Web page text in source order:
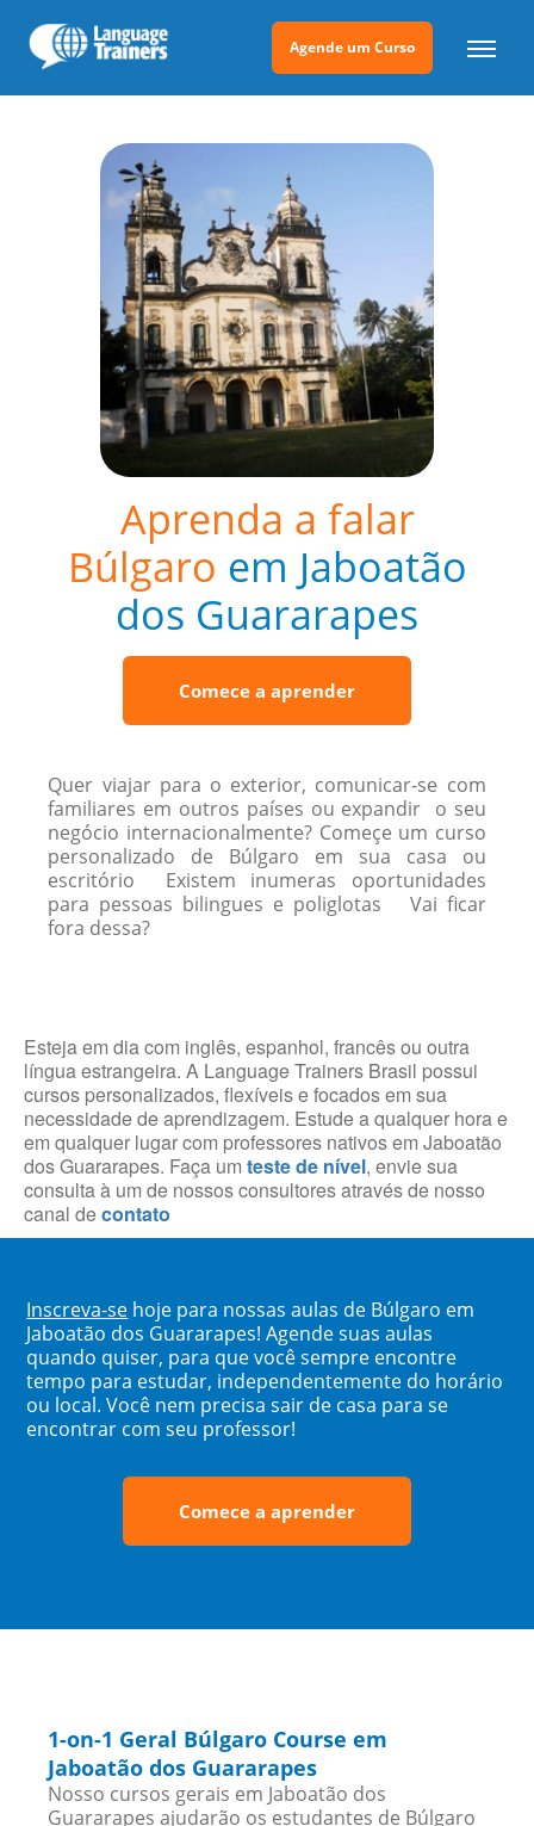
Agende um Curso
Aprenda a falar
Búlgaro em Jaboatão
dos Guararapes
Comece a aprender
Quer viajar para o exterior, comunicar-se com
familiares em outros países ou expandir o seu
negócio internacionalmente? Começe um curso
personalizado de Búlgaro em sua casa ou
escritório Existem inumeras oportunidades
para pessoas bilingues e poliglotas Vai ficar
fora dessa?
Esteja em dia com inglês, espanhol, francês ou outra
língua estrangeira. A Language Trainers Brasil possui
cursos personalizados, flexíveis e focados em sua
necessidade de aprendizagem. Estude a qualquer hora e
em qualquer lugar com professores nativos em Jaboatão
dos Guararapes. Faça um teste de nível, envie sua
consulta à um de nossos consultores através de nosso
canal decontato
Inscreva-se hoje para nossas aulas de Búlgaro em
Jaboatão dos Guararapes! Agende suas aulas
quando quiser, para que você sempre encontre
tempo para estudar, independentemente do horário
ou local. Você nem precisa sair de casa para se
encontrar com seu professor!
Comece a aprender
1-on-1 Geral Búlgaro Course em
Jaboatão dos Guararapes
Nosso cursos gerais em Jaboatão dos
Guararapes ajudarão os estudantes de Búlgaro